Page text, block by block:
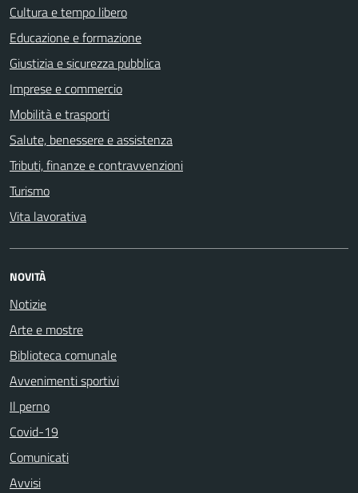
Cultura e tempo libero
Educazione e formazione
Giustizia e sicurezza pubblica
Imprese e commercio
Mobilità e trasporti
Salute, benessere e assistenza
Tributi, finanze e contravvenzioni
Turismo
Vita lavorativa
NOVITÀ
Notizie
Arte e mostre
Biblioteca comunale
Avvenimenti sportivi
Il perno
Covid-19
Comunicati
Avvisi